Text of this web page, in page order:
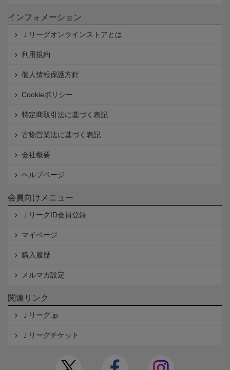
インフォメーション
Ｊリーグオンラインストアとは
利用規約
個人情報保護方針
Cookieポリシー
特定商取引法に基づく表記
古物営業法に基づく表記
会社概要
ヘルプページ
会員向けメニュー
ＪリーグID会員登録
マイページ
購入履歴
メルマガ設定
関連リンク
Ｊリーグ.jp
Ｊリーグチケット